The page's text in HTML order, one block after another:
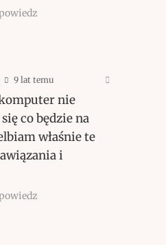
9 lat temu
nie
co będzie na
właśnie te
i